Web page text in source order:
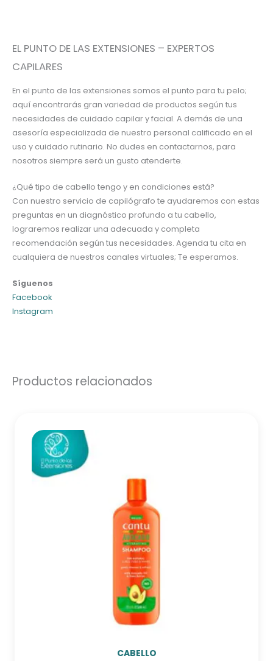
EL PUNTO DE LAS EXTENSIONES – EXPERTOS
CAPILARES
En el punto de las extensiones somos el punto para tu pelo;
aquí encontrarás gran variedad de productos según tus
necesidades de cuidado capilar y facial. A demás de una
asesoría especializada de nuestro personal calificado en el
uso y cuidado rutinario. No dudes en contactarnos, para
nosotros siempre será un gusto atenderte.
¿Qué tipo de cabello tengo y en condiciones está?
Con nuestro servicio de capilógrafo te ayudaremos con estas
preguntas en un diagnóstico profundo a tu cabello,
lograremos realizar una adecuada y completa
recomendación según tus necesidades. Agenda tu cita en
cualquiera de nuestros canales virtuales; Te esperamos.
Síguenos
Facebook
Instagram
Productos relacionados
CABELLO